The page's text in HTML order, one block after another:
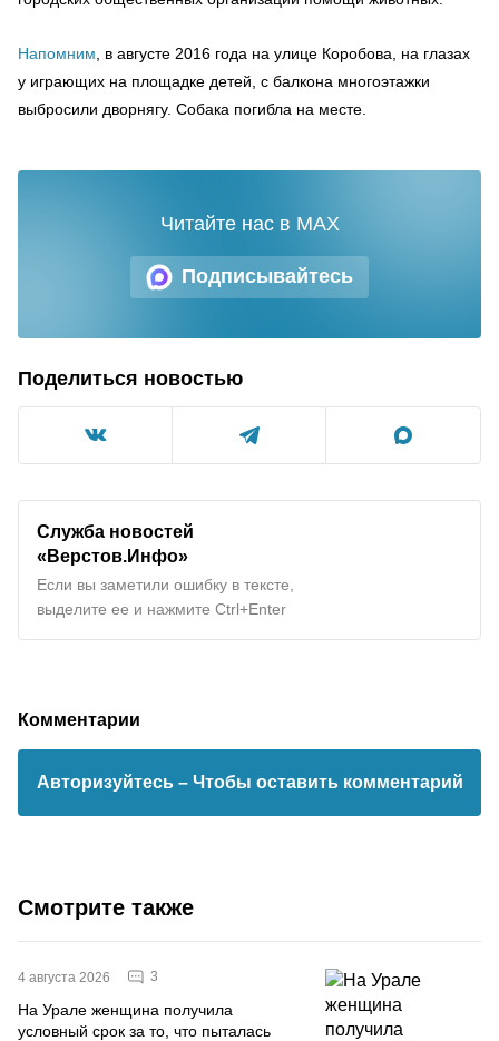
Напомним , в августе 2016 года на улице Коробова, на глазах
у играющих на площадке детей, с балкона многоэтажки
выбросили дворнягу. Собака погибла на месте.
Подписывайтесь
Читайте нас в MAX
Поделиться новостью
Служба новостей
«Верстов.Инфо»
Если вы заметили ошибку в тексте,
выделите ее и нажмите Ctrl+Enter
Комментарии
Авторизуйтесь – Чтобы оставить комментарий
Смотрите также
4 августа 2026 3
На Урале женщина получила
условный срок за то, что пыталась